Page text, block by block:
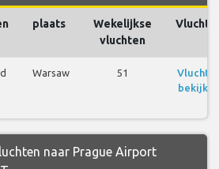
plaats
Wekelijkse
vluchten
Warsaw 51
naar Prague Airport